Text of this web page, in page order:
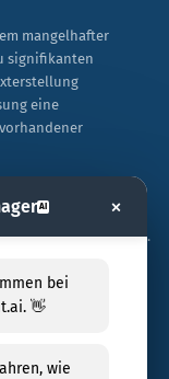
mangelhafter
signifikanten
eine
Shop-
die sowohl die
steigern.
zur
von
in hoher
von einer
AI ×
bei
👋
wie